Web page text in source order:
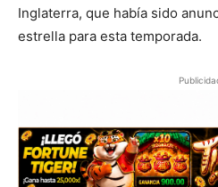
Inglaterra, que había sido
estrella para esta temporada.